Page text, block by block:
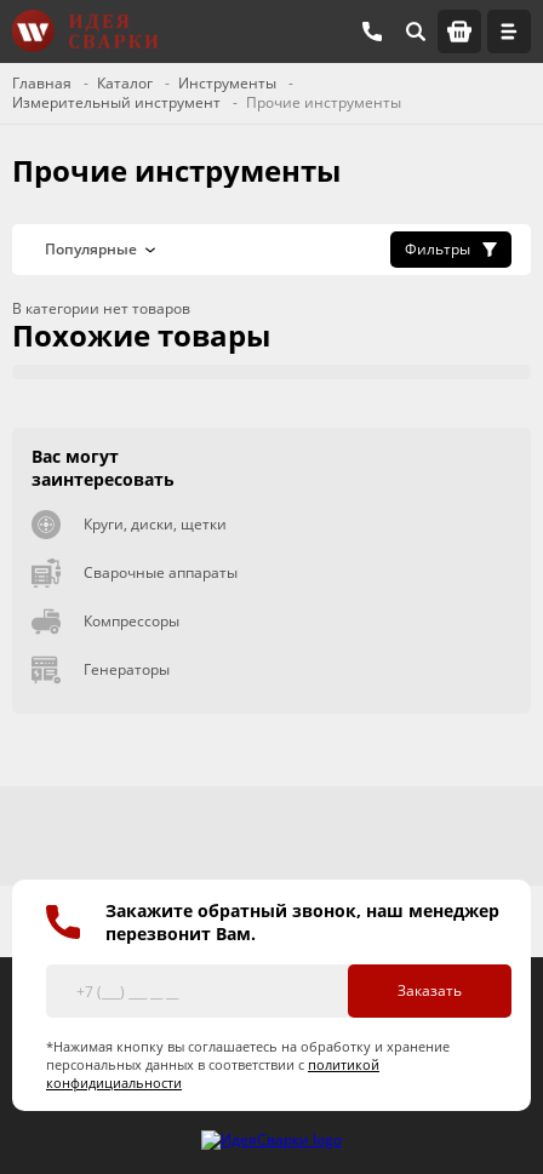
Главная Каталог
Инструменты
Измерительный инструмент
Прочие инструменты
Прочие инструменты
Фильтры
В категории нет товаров
Похожие товары
Вас могут
заинтересовать
Круги, диски, щетки
Сварочные аппараты
Компрессоры
Генераторы
Закажите обратный звонок, наш менеджер
перезвонит Вам.
Заказать
*Нажимая кнопку вы соглашаетесь на обработку и хранение
персональных данных в соответствии с политикой
конфидициальности